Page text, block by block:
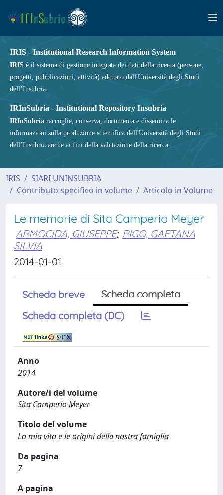
IRIS - Institutional Research Information System
IRIS è il sistema di gestione integrata dei dati della ricerca (persone,
progetti, pubblicazioni, attività) adottato dall'Università degli Studi
dell’Insubria.
IRInSubria - Institutional Repository Insubria
IRInSubria raccoglie, conserva, documenta e dissemina le
informazioni sulla produzione scientifica dell'Università degli Studi
dell’Insubria anche ai fini della valutazione della ricerca.
IRIS
SIARI UNINSUBRIA
Contributo specifico in volume
Articolo in Volume
Le memorie di Sita Camperio Meyer
ARMOCIDA, GIUSEPPE; RIGO, GAETANA
SILVIA
2014-01-01
Scheda breve
Scheda completa
Scheda completa (DC)
Anno
2014
Autore/i del volume
Sita Camperio Meyer
Titolo del volume
La mia vita e le origini della nostra famiglia
Da pagina
7
A pagina